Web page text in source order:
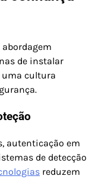
de instalar
uma cultura
autenticação em
de detecção
reduzem